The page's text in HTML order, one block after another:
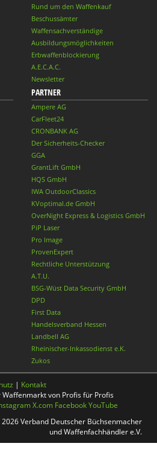
Rund um den Waffenkauf
Beschussämter
Waffensachverständige
Ausbildungsmöglichkeiten
Erbwaffenblockierung
A.E.C.A.C.
Newsletter
PARTNER
Ampere AG
CarFleet24
CRONBANK AG
Der Sicherheits-Checker
GGA
GrantLift GmbH
HQS GmbH
IWA OutdoorClassics
KVoptimal.de GmbH
OverNight Express & Logistics GmbH
PiP Laser
Pro Image
ProvenExpert
Rechtliche Unterstützung
A.T.U.
BSG-Wüst Data Security GmbH
DPD
First Data
Handelsverband Hessen
Landbell AG
Rheinischer-Inkassodienst e.K.
Zukos
| Kontakt
Waffenmarkt von Profis für Profis
X.com FacebookYouTube
Verband Deutscher Büchsenmacher
und Waffenfachhändler e.V.